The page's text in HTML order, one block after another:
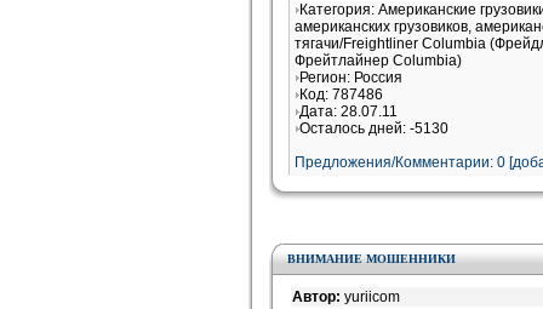
Категория: Американские
американских грузовиков,
тягачи/Freightliner Columbia
Фрейтлайнер Columbia)
Регион: Россия
Код: 787486
Дата: 28.07.11
Осталось дней: -5130
Предложения/Комментарии: 0
ВНИМАНИЕ МОШЕННИКИ
Автор: yuriicom